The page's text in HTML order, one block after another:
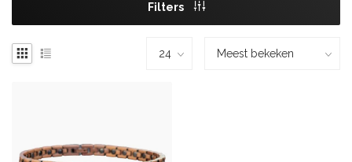
Filters